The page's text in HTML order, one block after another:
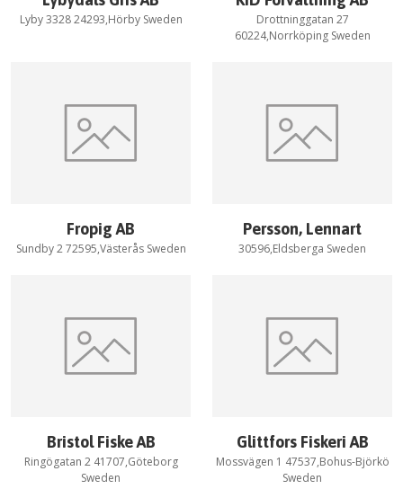
Lyby 3328 24293,Hörby Sweden
Drottninggatan 27
60224,Norrköping Sweden
Fropig AB
Sundby 2 72595,Västerås Sweden
Persson, Lennart
30596,Eldsberga Sweden
Bristol Fiske AB
Ringögatan 2 41707,Göteborg
Sweden
Glittfors Fiskeri AB
Mossvägen 1 47537,Bohus-Björkö
Sweden